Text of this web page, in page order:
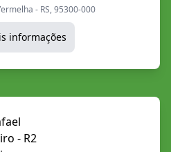
- RS, 95300-000
informações